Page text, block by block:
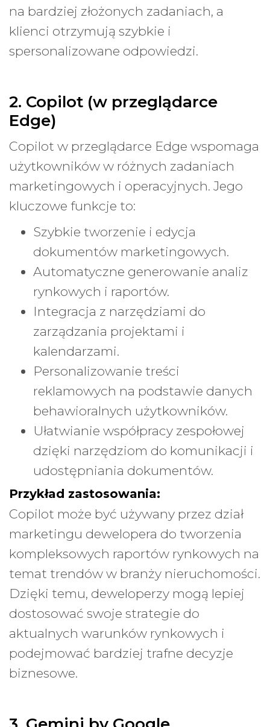
na bardziej złożonych zadaniach, a
klienci otrzymują szybkie i
spersonalizowane odpowiedzi.
2. Copilot (w przeglądarce
Edge)
Copilot w przeglądarce Edge wspomaga
użytkowników w różnych zadaniach
marketingowych i operacyjnych. Jego
kluczowe funkcje to:
Szybkie tworzenie i edycja
dokumentów marketingowych.
Automatyczne generowanie analiz
rynkowych i raportów.
Integracja z narzędziami do
zarządzania projektami i
kalendarzami.
Personalizowanie treści
reklamowych na podstawie danych
behawioralnych użytkowników.
Ułatwianie współpracy zespołowej
dzięki narzędziom do komunikacji i
udostępniania dokumentów.
Przykład zastosowania:
Copilot może być używany przez dział
marketingu dewelopera do tworzenia
kompleksowych raportów rynkowych na
temat trendów w branży nieruchomości.
Dzięki temu, deweloperzy mogą lepiej
dostosować swoje strategie do
aktualnych warunków rynkowych i
podejmować bardziej trafne decyzje
biznesowe.